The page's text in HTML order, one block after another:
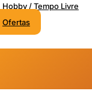
Hobby / Tempo Livre
Ofertas